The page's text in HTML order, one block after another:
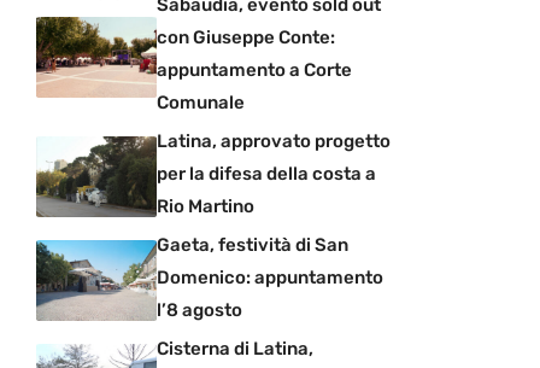
Sabaudia, evento sold out
con Giuseppe Conte:
appuntamento a Corte
Comunale
Latina, approvato progetto
per la difesa della costa a
Rio Martino
Gaeta, festività di San
Domenico: appuntamento
l’8 agosto
Cisterna di Latina,